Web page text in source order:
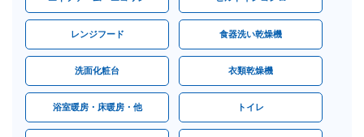
レンジフード 食器洗い乾燥機
洗面化粧台 衣類乾燥機
浴室暖房・床暖房・他 トイレ